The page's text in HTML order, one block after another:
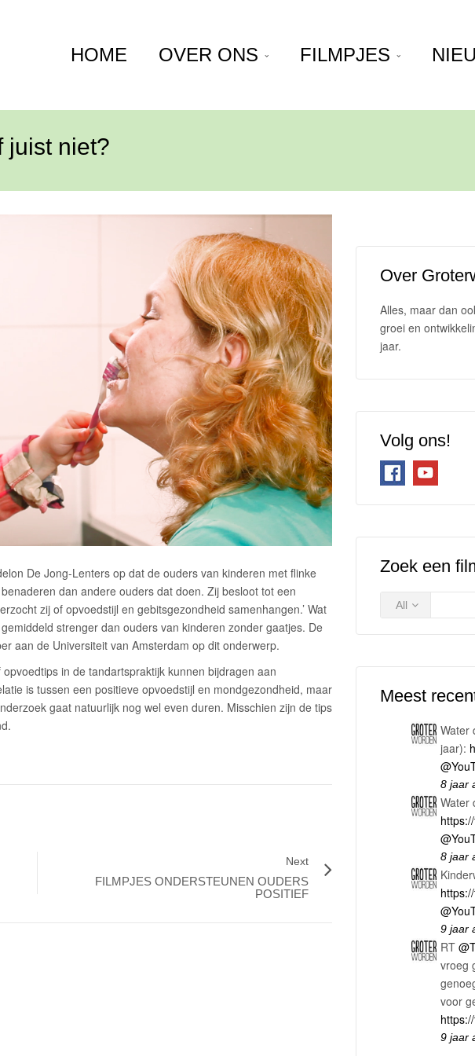
HOME OVER ONS FILMPJES
juist niet?
De Jong-Lenters op dat de ouders van kinderen met flinke
dan andere ouders dat doen. Zij besloot tot een
zij of opvoedstijl en gebitsgezondheid samenhangen.’ Wat
strenger dan ouders van kinderen zonder gaatjes. De
aan de Universiteit van Amsterdam op dit onderwerp.
in de tandartspraktijk kunnen bijdragen aan
is tussen een positieve opvoedstijl en mondgezondheid, maar
gaat natuurlijk nog wel even duren. Misschien zijn de tips
Next
FILMPJES ONDERSTEUNEN OUDERS
POSITIEF
Over
Alles, maar dan
groei en
jaar.
Volg ons!
Zoek een
All
Meest
Water
jaar):
8 jaar
Water
8 jaar
9 jaar
RT
vroeg
voor
9 jaar